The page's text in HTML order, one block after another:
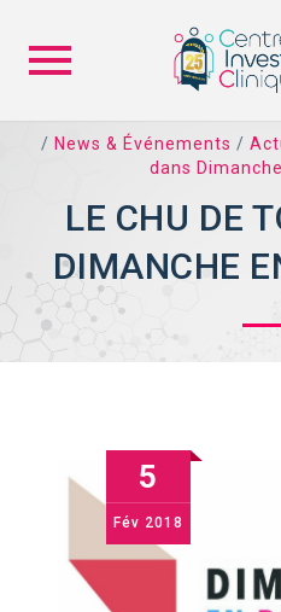
Skip
/ News & Événements /
dans
LE CHU DE
DIMANCHE
5
Fév 2018